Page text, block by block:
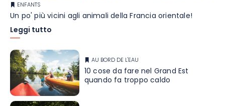
ENFANTS
Un po' più vicini agli animali della Francia orientale!
Leggi tutto
AU BORD DE L'EAU
10 cose da fare nel Grand Est
quando fa troppo caldo